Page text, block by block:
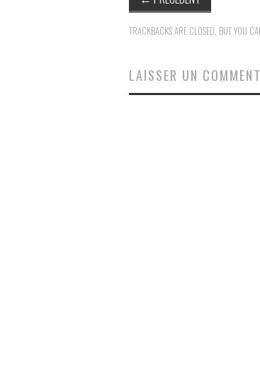
TRACKBACKS ARE CLOSED, BUT YOU
LAISSER UN